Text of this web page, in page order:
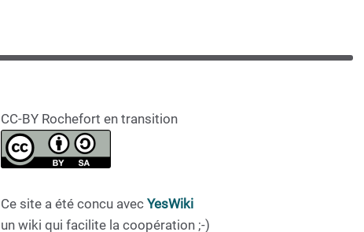
CC-BY Rochefort en transition
Ce site a été concu avec YesWiki
un wiki qui facilite la coopération ;-)